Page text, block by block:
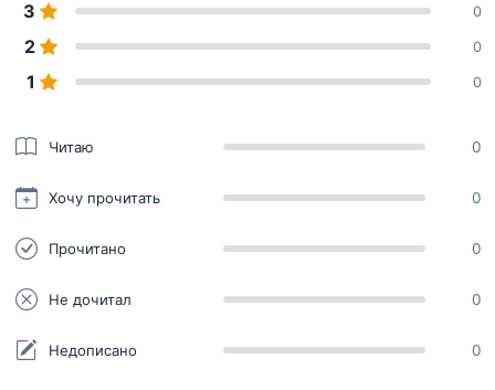
3 0
2 0
1 0
Читаю 0
Хочу прочитать 0
Прочитано 0
Не дочитал 0
Недописано 0